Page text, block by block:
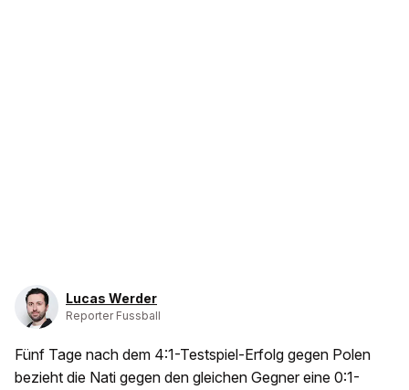
Lucas Werder
Reporter Fussball
Fünf Tage nach dem 4:1-Testspiel-Erfolg gegen Polen
bezieht die Nati gegen den gleichen Gegner eine 0:1-